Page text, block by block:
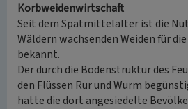
Korbweidenwirtschaft
Seit dem Spätmittelalter ist die
Wäldern wachsenden Weiden für
bekannt.
Der durch die Bodenstruktur des
den Flüssen Rur und Wurm
hatte die dort angesiedelte